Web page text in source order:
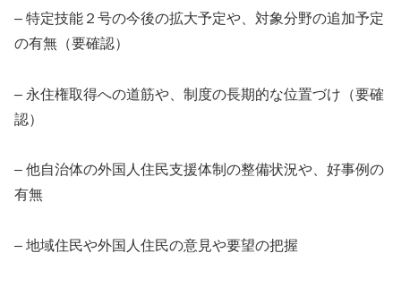
– 特定技能２号の今後の拡大予定や、対象分野の追加予定
の有無（要確認）
– 永住権取得への道筋や、制度の長期的な位置づけ（要確
認）
– 他自治体の外国人住民支援体制の整備状況や、好事例の
有無
– 地域住民や外国人住民の意見や要望の把握